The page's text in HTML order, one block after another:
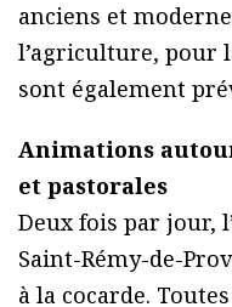
anciens et
l’agriculture, pour
sont également
Animations
et pastorales
Deux fois par jour,
Saint-Rémy-de-
à la cocarde.